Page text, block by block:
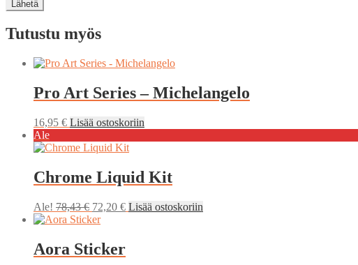
Tutustu myös
Pro Art Series – Michelangelo
16,95 € Lisää ostoskoriin
Ale
Chrome Liquid Kit
Ale! 78,43€ Alkuperäinen
hinta
78,43 €.
72,20 €Nykyinen
Lisää ostoskoriin
Aora Sticker